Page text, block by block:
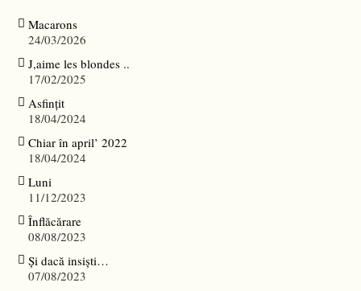
Macarons
24/03/2026
J,aime les blondes ..
17/02/2025
Asfințit
18/04/2024
Chiar în april’ 2022
18/04/2024
Luni
11/12/2023
Înflăcărare
08/08/2023
Și dacă insiști…
07/08/2023